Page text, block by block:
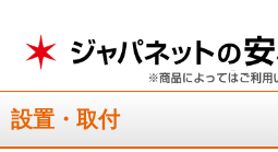
静かで早く冷える
設置・取付